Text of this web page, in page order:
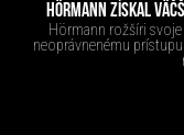
HÖRMANN ZÍSKAL
Hörmann rožšíri
neoprávnenému